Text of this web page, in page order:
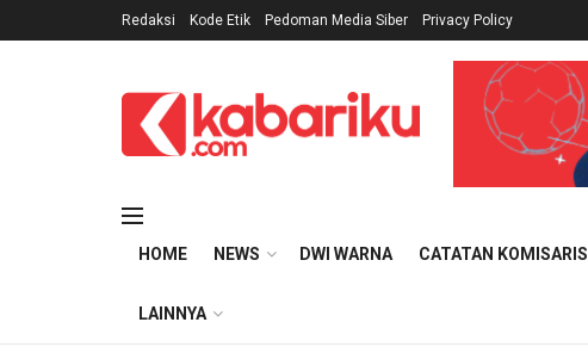
Redaksi Kode Etik Pedoman Media Siber Privacy Policy
HOME NEWS DWI WARNA CATATAN KOMISARIS
LAINNYA